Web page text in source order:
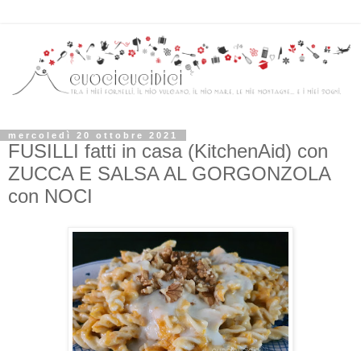
mercoledì 20 ottobre 2021
FUSILLI fatti in casa (KitchenAid) con
ZUCCA E SALSA AL GORGONZOLA
con NOCI